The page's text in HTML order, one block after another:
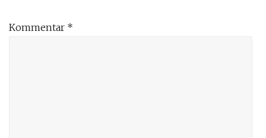
Kommentar *